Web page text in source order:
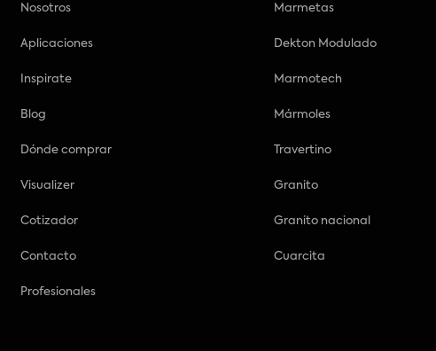
Nosotros
Aplicaciones
Inspirate
Blog
Dónde comprar
Visualizer
Cotizador
Contacto
Profesionales
Marmetas
Dekton Modulado
Marmotech
Mármoles
Travertino
Granito
Granito nacional
Cuarcita